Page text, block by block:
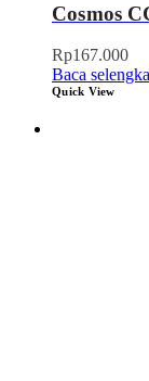
Cosmos
Rp167.000
Baca
Quick View